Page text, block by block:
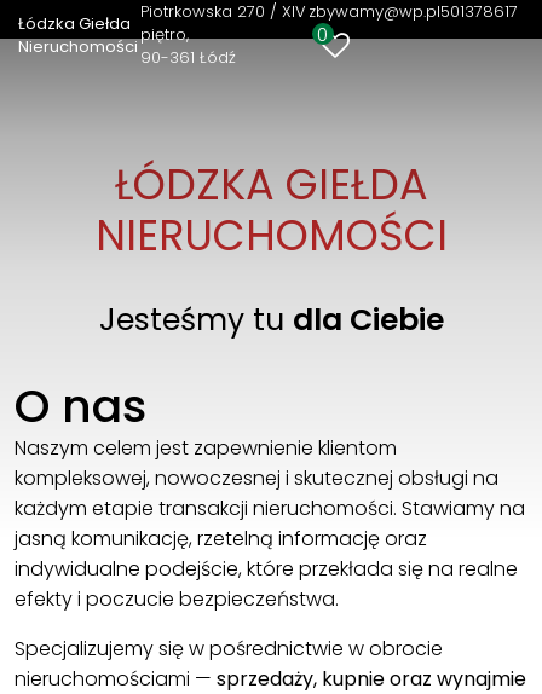
Łódzka Giełda
Nieruchomości
Piotrkowska 270 / XIV
piętro
90-361 Łódź
zbywamy@wp.pl501378617
0
ŁÓDZKA GIEŁDA
NIERUCHOMOŚCI
Jesteśmy tu dla Ciebie
O nas
Naszym celem jest zapewnienie klientom
kompleksowej, nowoczesnej i skutecznej obsługi na
każdym etapie transakcji nieruchomości. Stawiamy na
jasną komunikację, rzetelną informację oraz
indywidualne podejście, które przekłada się na realne
efekty i poczucie bezpieczeństwa.
Specjalizujemy się w pośrednictwie w obrocie
nieruchomościami — sprzedaży, kupnie oraz wynajmie